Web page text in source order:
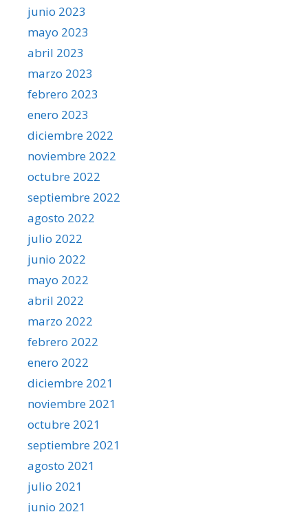
junio 2023
mayo 2023
abril 2023
marzo 2023
febrero 2023
enero 2023
diciembre 2022
noviembre 2022
octubre 2022
septiembre 2022
agosto 2022
julio 2022
junio 2022
mayo 2022
abril 2022
marzo 2022
febrero 2022
enero 2022
diciembre 2021
noviembre 2021
octubre 2021
septiembre 2021
agosto 2021
julio 2021
junio 2021